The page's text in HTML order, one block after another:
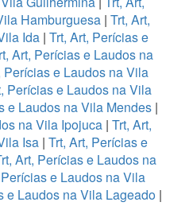
Hamburguesa| Trt, Art,
Ida| Trt, Art, Perícias e
Art, Perícias e Laudos na
Perícias e Laudos na Vila
Perícias e Laudos na Vila
e Laudos na Vila Mendes |
na Vila Ipojuca | Trt, Art,
Isa | Trt, Art, Perícias e
Art, Perícias e Laudos na
e Laudos na Vila
e Laudos na Vila Lageado|